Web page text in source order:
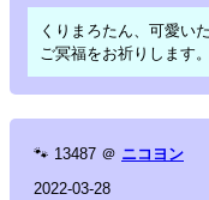
くりまろたん、可愛い
ご冥福をお祈りします。
🐾 13487 ＠ ニコヨン
2022-03-28